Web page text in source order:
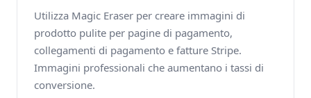
Utilizza Magic Eraser per creare immagini di
prodotto pulite per pagine di pagamento,
collegamenti di pagamento e fatture Stripe.
Immagini professionali che aumentano i tassi di
conversione.